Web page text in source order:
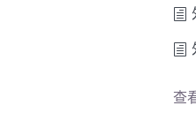
查